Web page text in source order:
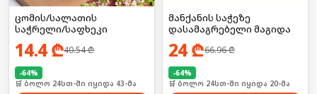
ცომის/სალათის
საჭრელი/საფხეკი
14.4₾40.54₾
-64%
🛒 ბოლო 24სთ-ში იყიდა 43-მა
მანქანის საჭეზე
დასამაგრებელი მაგიდა
24₾66.96₾
-64%
🛒 ბოლო 24სთ-ში იყიდა 20-მა